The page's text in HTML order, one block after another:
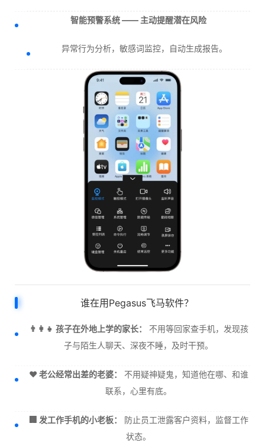
智能预警系统 —— 主动提醒潜在风险
异常行为分析，敏感词监控，自动生成报告。
谁在用Pegasus飞马软件？
👨‍👩‍👧 孩子在外地上学的家长：
不用等回家查手机，发现孩
子与陌生人聊天、深夜不睡，及时干预。
❤️ 老公经常出差的老婆：
不用疑神疑鬼，知道他在哪、和谁
联系，心里有底。
🏢 发工作手机的小老板：
防止员工泄露客户资料，监督工作
状态。